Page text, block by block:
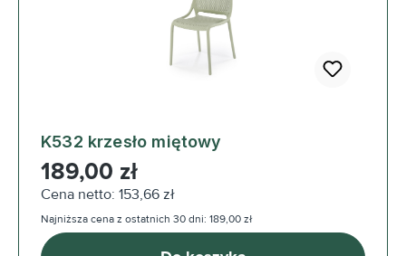
K532 krzesło miętowy
Cena regularna:
189,00 zł
Cena netto: 153,66 zł
Najniższa cena z ostatnich 30 dni: 189,00 zł